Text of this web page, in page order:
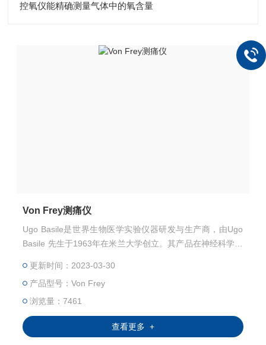
控氧仪能精确测量气体中的氧含量
Von Frey测痛仪
Ugo Basile是世界生物医学实验仪器研发与生产商，由Ugo
Basile 先生于1963年在米兰大学创立。其产品在神经科学和
为行业的金标准。
更新时间：2023-03-30
产品型号：Von Frey
浏览量：7461
查看更多 +